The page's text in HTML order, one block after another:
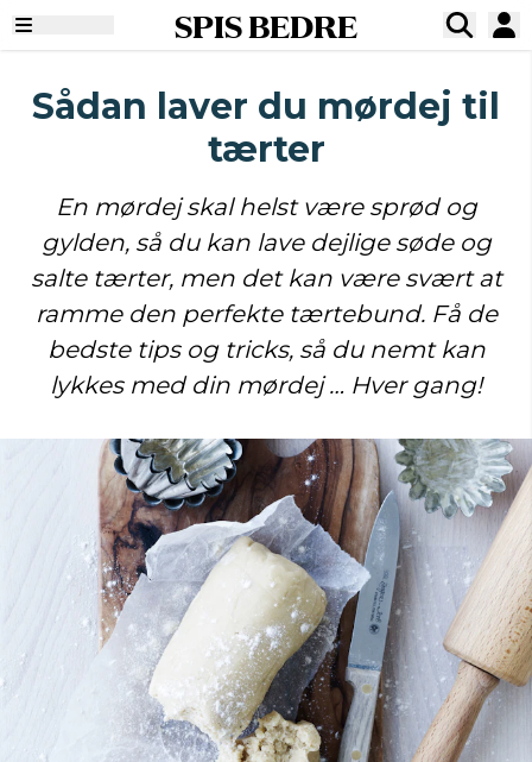
SPIS BEDRE
Sådan laver du mørdej til
tærter
En mørdej skal helst være sprød og
gylden, så du kan lave dejlige søde og
salte tærter, men det kan være svært at
ramme den perfekte tærtebund. Få de
bedste tips og tricks, så du nemt kan
lykkes med din mørdej … Hver gang!